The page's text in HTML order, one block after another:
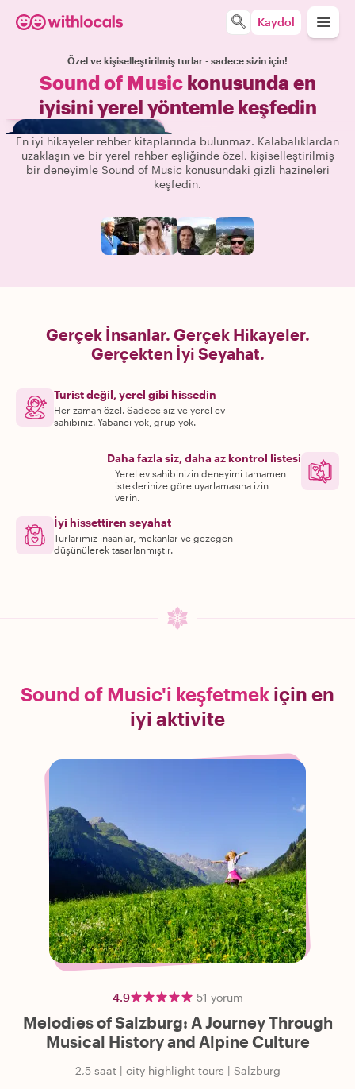
Kaydol
Özel ve kişiselleştirilmiş turlar - sadece sizin için!
Sound of Musickonusunda en
iyisini yerel yöntemle keşfedin
En iyi hikayeler rehber kitaplarında bulunmaz. Kalabalıklardan
uzaklaşın ve bir yerel rehber eşliğinde özel, kişiselleştirilmiş
bir deneyimle Sound of Music konusundaki gizli hazineleri
keşfedin.
Gerçek İnsanlar. Gerçek Hikayeler.
Gerçekten İyi Seyahat.
Turist değil, yerel gibi hissedin
Her zaman özel. Sadece siz ve yerel ev
sahibiniz. Yabancı yok, grup yok.
Daha fazla siz, daha az kontrol listesi
Yerel ev sahibinizin deneyimi tamamen
isteklerinize göre uyarlamasına izin
verin.
İyi hissettiren seyahat
Turlarımız insanlar, mekanlar ve gezegen
düşünülerek tasarlanmıştır.
Sound of Music'i keşfetmek için en
iyi aktivite
4.9 51 yorum
Melodies of Salzburg: A Journey Through
Musical History and Alpine Culture
2,5 saat| city highlight tours | Salzburg